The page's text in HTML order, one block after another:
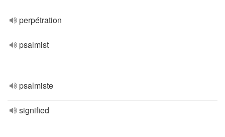
perpétration
psalmist
psalmiste
signified